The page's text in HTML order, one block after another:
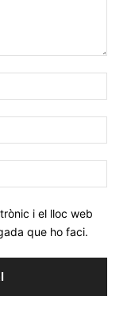
web:
i el lloc web
que ho faci.